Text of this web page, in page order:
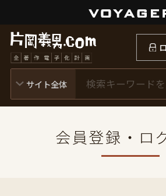
会員登録・ロ